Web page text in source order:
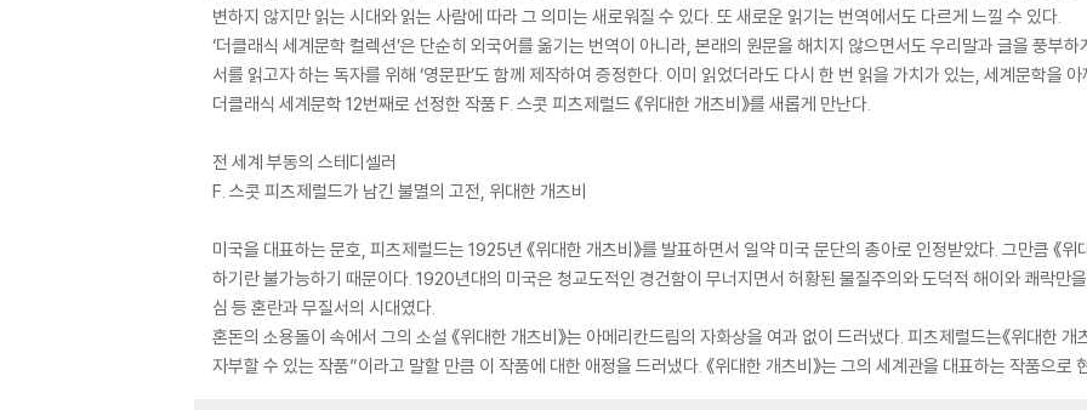
변하지 않지만 읽는 시대와 읽는 사람에 따라 그 의미는 새로워질 수 있다. 또 새로운 읽기는 번역에서도 다르게 느낄 수 있다.
‘더클래식 세계문학 컬렉션’은 단순히 외국어를 옮기는 번역이 아니라, 본래의 원문을 해치지 않으면서도 우리말과 글을 풍부
서를 읽고자 하는 독자를 위해 ‘영문판’도 함께 제작하여 증정한다. 이미 읽었더라도 다시 한 번 읽을 가치가 있는, 세계문학을
더클래식 세계문학 12번째로 선정한 작품 F. 스콧 피츠제럴드 《위대한 개츠비》를 새롭게 만난다.
전 세계 부동의 스테디셀러
F. 스콧 피츠제럴드가 남긴 불멸의 고전, 위대한 개츠비
미국을 대표하는 문호, 피츠제럴드는 1925년 《위대한 개츠비》를 발표하면서 일약 미국 문단의 총아로 인정받았다. 그만큼 《위
하기란 불가능하기 때문이다. 1920년대의 미국은 청교도적인 경건함이 무너지면서 허황된 물질주의와 도덕적 해이와 쾌락만
심 등 혼란과 무질서의 시대였다.
혼돈의 소용돌이 속에서 그의 소설 《위대한 개츠비》는 아메리칸드림의 자화상을 여과 없이 드러냈다. 피츠제럴드는《위대한
자부할 수 있는 작품”이라고 말할 만큼 이 작품에 대한 애정을 드러냈다. 《위대한 개츠비》는 그의 세계관을 대표하는 작품으로